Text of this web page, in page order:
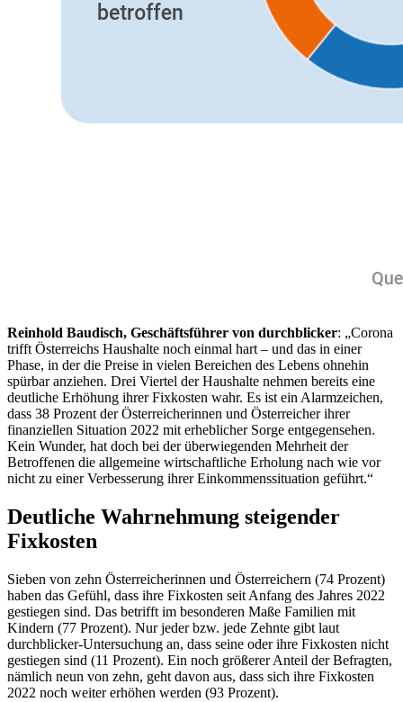
Reinhold Baudisch, Geschäftsführer von durchblicker: „Corona
trifft Österreichs Haushalte noch einmal hart – und das in einer
Phase, in der die Preise in vielen Bereichen des Lebens ohnehin
spürbar anziehen. Drei Viertel der Haushalte nehmen bereits eine
deutliche Erhöhung ihrer Fixkosten wahr. Es ist ein Alarmzeichen,
dass 38 Prozent der Österreicherinnen und Österreicher ihrer
finanziellen Situation 2022 mit erheblicher Sorge entgegensehen.
Kein Wunder, hat doch bei der überwiegenden Mehrheit der
Betroffenen die allgemeine wirtschaftliche Erholung nach wie vor
nicht zu einer Verbesserung ihrer Einkommenssituation geführt.“
Deutliche Wahrnehmung steigender
Fixkosten
Sieben von zehn Österreicherinnen und Österreichern (74 Prozent)
haben das Gefühl, dass ihre Fixkosten seit Anfang des Jahres 2022
gestiegen sind. Das betrifft im besonderen Maße Familien mit
Kindern (77 Prozent). Nur jeder bzw. jede Zehnte gibt laut
durchblicker-Untersuchung an, dass seine oder ihre Fixkosten nicht
gestiegen sind (11 Prozent). Ein noch größerer Anteil der Befragten,
nämlich neun von zehn, geht davon aus, dass sich ihre Fixkosten
2022 noch weiter erhöhen werden (93 Prozent).